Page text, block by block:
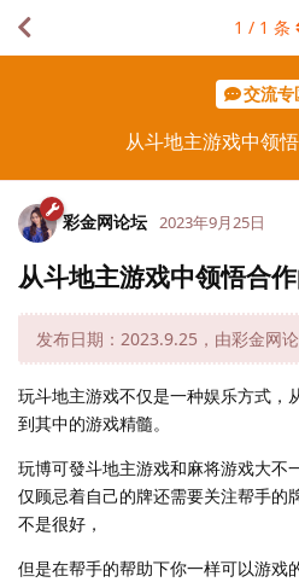
交流专
从斗地主游戏中领
1 / 1 条
彩金网论坛 2023年9月25日
从斗地主游戏中领悟合
发布日期：2023.9.25，由彩金网
玩斗地主游戏不仅是一种娱乐方式，
到其中的游戏精髓。
玩博可發斗地主游戏和麻将游戏大不
仅顾忌着自己的牌还需要关注帮手的
不是很好，
但是在帮手的帮助下你一样可以游戏